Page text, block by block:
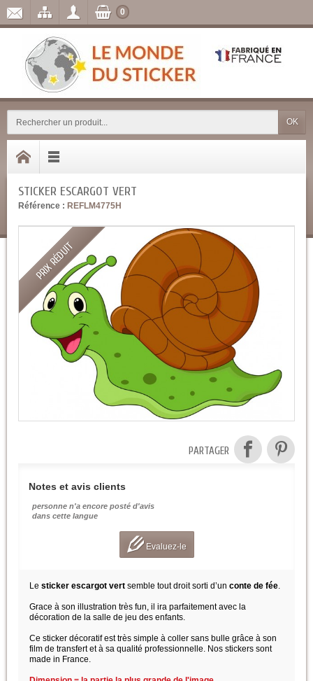
OK
0
STICKER ESCARGOT VERT
Référence : REFLM4775H
PRIX RÉDUIT
PARTAGER
Notes et avis clients
personne n'a encore posté d'avis
dans cette langue
Evaluez-le
Le sticker escargot vert semble tout droit sorti d’un conte de fée.
Grace à son illustration très fun, il ira parfaitement avec la
décoration de la salle de jeu des enfants.
Ce sticker décoratif est très simple à coller sans bulle grâce à son
film de transfert et à sa qualité professionnelle. Nos stickers sont
made in France.